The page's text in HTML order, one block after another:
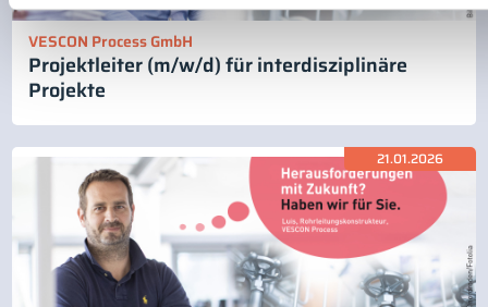
VESCON Process GmbH
Projektleiter (m/w/d) für interdisziplinäre
Projekte
21.01.2026